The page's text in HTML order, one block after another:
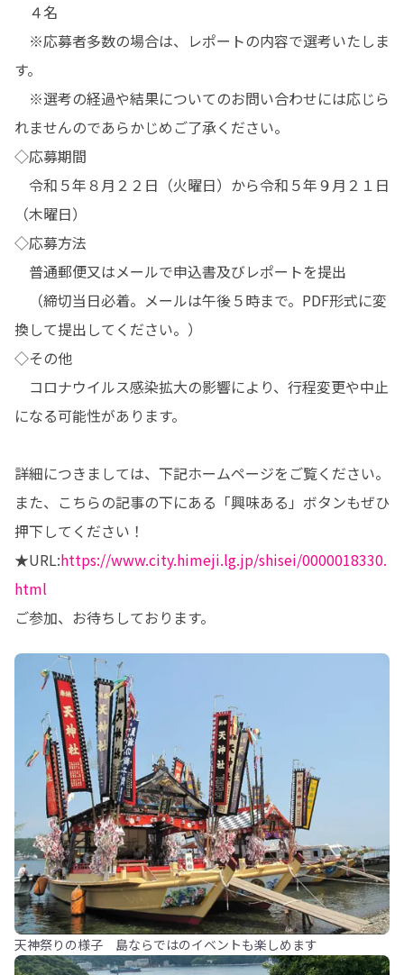
４名
※応募者多数の場合は、レポートの内容で選考いたしま
す。
※選考の経過や結果についてのお問い合わせには応じら
れませんのであらかじめご了承ください。
◇応募期間
令和５年８月２２日（火曜日）から令和５年９月２１日
（木曜日）
◇応募方法
普通郵便又はメールで申込書及びレポートを提出
（締切当日必着。メールは午後５時まで。PDF形式に変
換して提出してください。）
◇その他
コロナウイルス感染拡大の影響により、行程変更や中止
になる可能性があります。
詳細につきましては、下記ホームページをご覧ください。
また、こちらの記事の下にある「興味ある」ボタンもぜひ
押下してください！
★URL:https://www.city.himeji.lg.jp/shisei/0000018330.
html
ご参加、お待ちしております。
天神祭りの様子 島ならではのイベントも楽しめます